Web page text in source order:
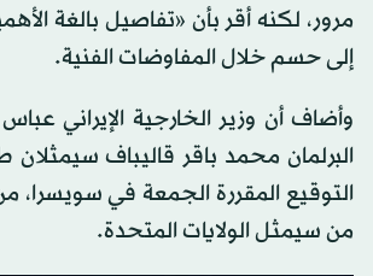
مرور، لكنه أقر بأن «تفاصيل بالغة
إلى حسم خلال المفاوضات الفنية.
وأضاف أن وزير الخارجية الإيرانيعباس
البرلمان محمد باقر قاليباف
التوقيع المقررة الجمعة في
من سيمثل الولايات المتحدة.